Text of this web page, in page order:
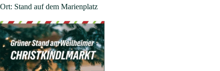
Ort: Stand auf dem Marienplatz